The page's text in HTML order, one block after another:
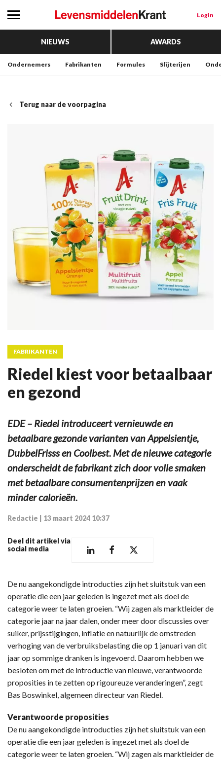
Login
NIEUWS AWARDS
Ondernemers Fabrikanten Formules Slijterijen
Terug naar de voorpagina
FABRIKANTEN
Riedel kiest voor betaalbaar
en gezond
EDE – Riedel introduceert vernieuwde en
betaalbare gezonde varianten van Appelsientje,
DubbelFrisss en Coolbest. Met de nieuwe categorie
onderscheidt de fabrikant zich door volle smaken
met betaalbare consumentenprijzen en vaak
minder calorieën.
Redactie 13 maart 2024 10:37
Deel dit artikel via
social media
De nu aangekondigde introducties zijn het sluitstuk van een
operatie die een jaar geleden is ingezet met als doel de
categorie weer te laten groeien. “Wij zagen als marktleider de
categorie jaar na jaar dalen, onder meer door discussies over
suiker, prijsstijgingen, inflatie en natuurlijk de omstreden
verhoging van de verbruiksbelasting die op 1 januari van dit
jaar op sommige dranken is ingevoerd. Daarom hebben we
besloten om met de introductie van nieuwe, verantwoorde
proposities in te zetten op rigoureuze veranderingen”, zegt
Bas Boswinkel, algemeen directeur van Riedel.
Verantwoorde proposities
De nu aangekondigde introducties zijn het sluitstuk van een
operatie die een jaar geleden is ingezet met als doel de
categorie weer te laten groeien. “Wij zagen als marktleider de